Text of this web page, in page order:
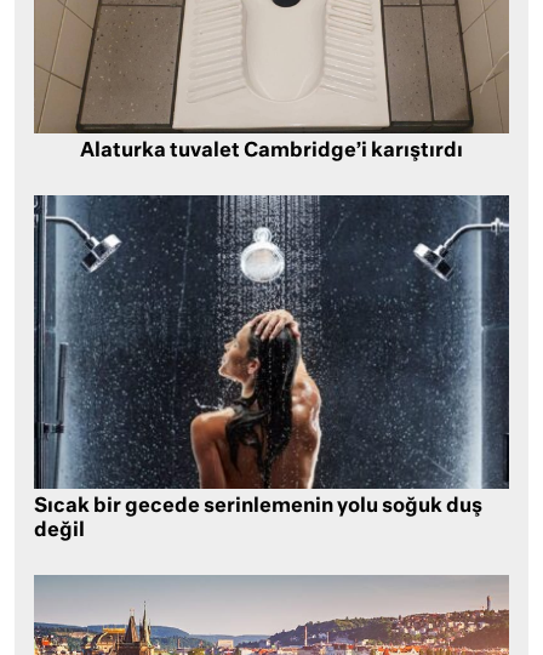
Alaturka tuvalet Cambridge’i karıştırdı
Sıcak bir gecede serinlemenin yolu soğuk duş
değil